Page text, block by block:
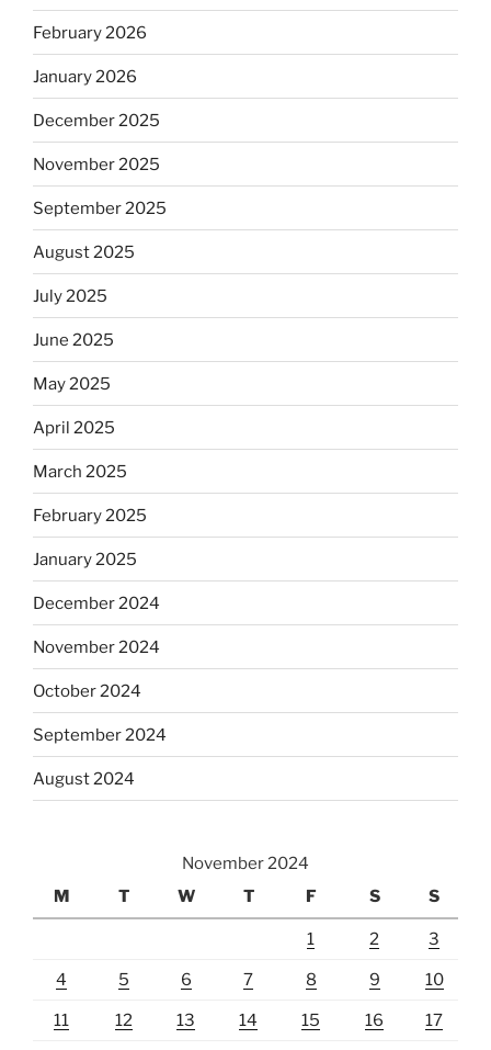
February 2026
January 2026
December 2025
November 2025
September 2025
August 2025
July 2025
June 2025
May 2025
April 2025
March 2025
February 2025
January 2025
December 2024
November 2024
October 2024
September 2024
August 2024
November 2024
M
T W T F S S
1 2 3
4 5 6 7 8 9 10
11 12 13 14 15 16 17